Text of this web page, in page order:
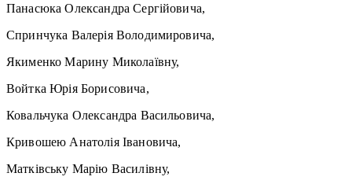
Панасюка Олександра Сергійовича,
Спринчука Валерія Володимировича,
Якименко Марину Миколаївну,
Войтка Юрія Борисовича,
Ковальчука Олександра Васильовича,
Кривошею Анатолія Івановича,
Матківську Марію Василівну,